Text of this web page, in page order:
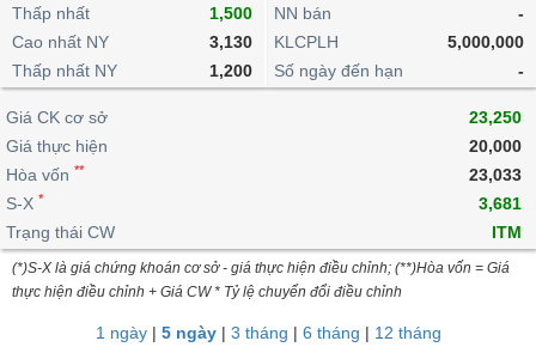
lỗ
dịch
nội
Niên
giám
Tài
liệu
cổ
Định
giá
ngoài
doanh
Top
cổ
phiếu
dịch
Chứng
quyền
quan
Thống
giao
dịch
Thống
giao
dịch
Tin
tức
Phân
tích
kỹ
thuật
trực
tuyến
Bộ
lọc
cổ
Vĩ
mô
lai
Chứng
quyền
Trái
phiếu
IR
Awards
tạo
Dịch
vụ
Thấp nhất
1,500
Cao nhất NY
3,130
Thấp nhất NY
1,200
NN bán
-
KLCPLH
5,000,000
Số ngày đến hạn
-
Giá CK cơ sở
23,250
Giá thực hiện
20,000
Hòa vốn **
23,033
S-X *
3,681
Trạng thái CW
ITM
(*)S-X là giá chứng khoán cơ sở - giá thực hiện điều chỉnh; (**)Hòa vốn = Giá
thực hiện điều chỉnh + Giá CW * Tỷ lệ chuyển đổi điều chỉnh
1 ngày| 5 ngày| 3 tháng | 6 tháng | 12 tháng
BẤT
ĐỘNG
SẢN
TÀI
CHÍNH
HÀNG